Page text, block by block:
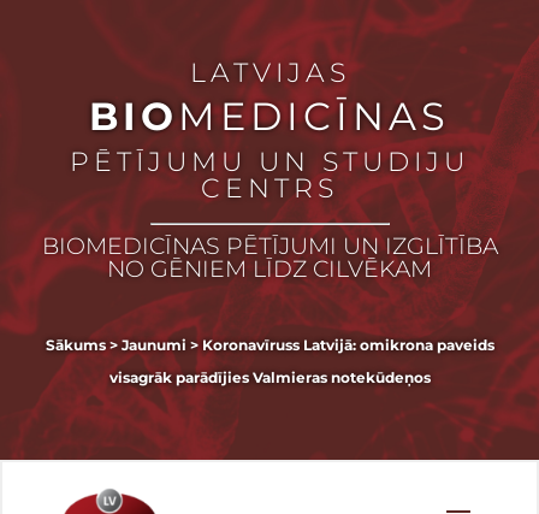
LATVIJAS
BIOMEDICĪNAS
PĒTĪJUMU UN STUDIJU
CENTRS
BIOMEDICĪNAS PĒTĪJUMI UN IZGLĪTĪBA
NO GĒNIEM LĪDZ CILVĒKAM
Sākums> Jaunumi > Koronavīruss Latvijā: omikrona paveids
visagrāk parādījies Valmieras notekūdeņos